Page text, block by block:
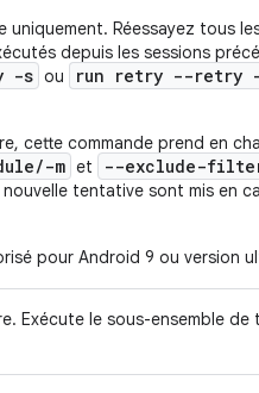
uniquement. Réessayez tous
depuis les sessions
-s ou
run retry --retry
cette commande prend en
m et --exclude-
tentative sont mis en
pour Android 9 ou version
Exécute le sous-ensemble de